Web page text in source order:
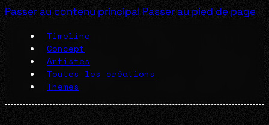
Passer au contenu principal Passer au pied de page
Timeline
Concept
Artistes
Toutes les créations
Thèmes